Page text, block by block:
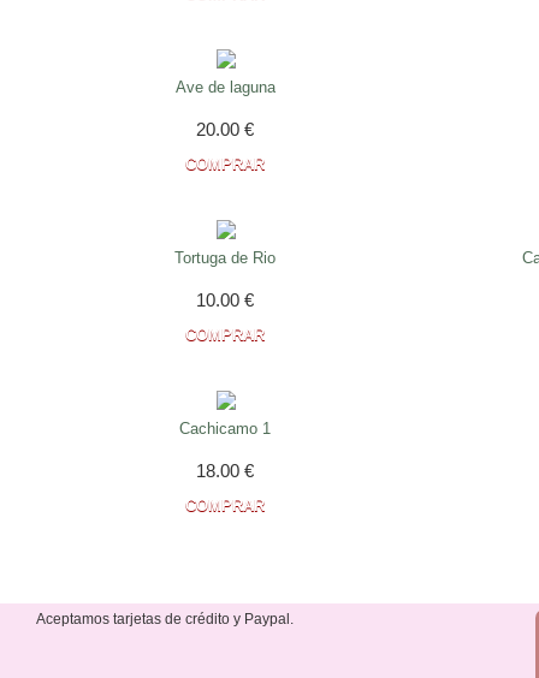
Ave de laguna
20.00 €
Tortuga de Rio
10.00 €
Cachicamo 1
18.00 €
Aceptamos tarjetas de crédito y Paypal.